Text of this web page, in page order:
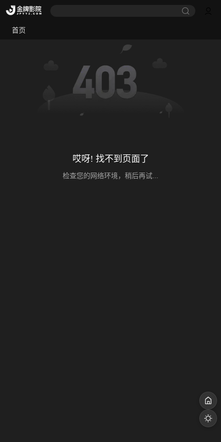
首页
哎呀! 找不到页面了
检查您的网络环境，稍后再试...